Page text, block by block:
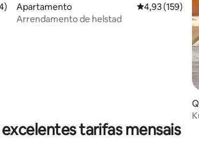
média de 4,88 em 5 estrelas, 34avaliações
Apartamento Classificação
4,93 (159)
Arrendamento de helstad
tarifas mensais